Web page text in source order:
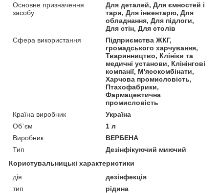
Основне призначення
засобу
Для деталей, Для ємностей і
тари, Для інвентарю, Для
обладнання, Для підлоги,
Для стін, Для столів
Сфера використання
Підприємства ЖКГ,
громадського харчування,
Тваринництво, Клініки та
медичні установи, Клінінгові
компанії, М'ясокомбінати,
Харчова промисловість,
Птахофабрики,
Фармацевтична
промисловість
Країна виробник
Україна
Об`єм
1 л
Виробник
ВЕРБЕНА
Тип
Дезінфікуючий миючий
Користувальницькі характеристики
дія
дезінфекція
тип
рідина